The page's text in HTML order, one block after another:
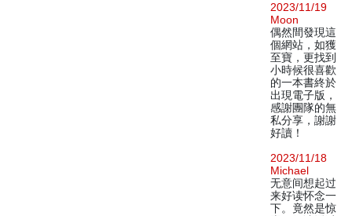
2023/11/19
Moon
偶然間發現這
個網站，如獲
至寶，更找到
小時候很喜歡
的一本書終於
出現電子版，
感謝團隊的無
私分享，謝謝
好讀！
2023/11/18
Michael
无意间想起过
来好读怀念一
下。竟然是惊